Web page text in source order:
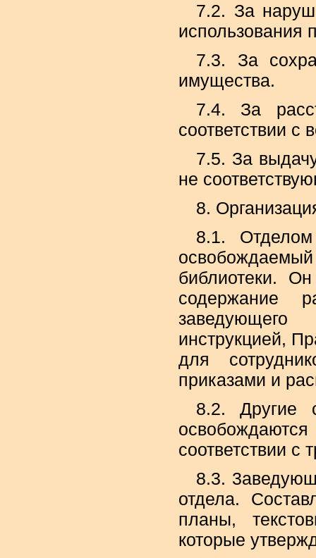
7.2. За
использования
7.3. За
имущества.
7.4. За
соответствии с
7.5. За
не
8.
8.1.
библиотеки.
содержание
заведующего
инструкцией,
для
приказами и
8.2. Другие
соответствии с
8.3.
отдела.
планы,
которые